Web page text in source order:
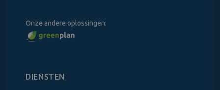
Onze andere oplossingen:
DIENSTEN